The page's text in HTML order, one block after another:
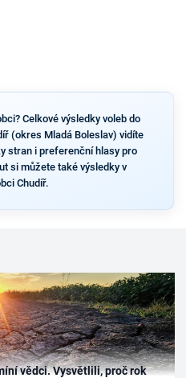
Celkové výsledky voleb do
(okres Mladá Boleslav) vidíte
stran i preferenční hlasy pro
si můžete také výsledky v
Chudíř.
vědci. Vysvětlili, proč rok